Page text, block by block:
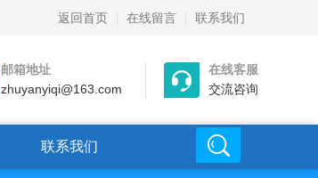
返回首页 在线留言 联系我们
邮箱地址
zhuyanyiqi@163.com
在线客服
交流咨询
联系我们